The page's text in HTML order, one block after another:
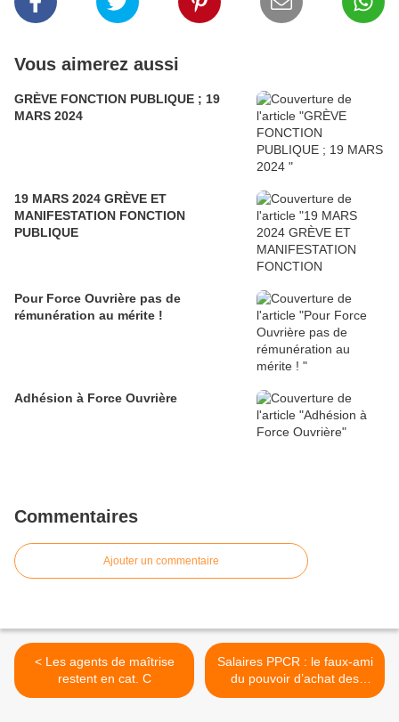
Vous aimerez aussi
GRÈVE FONCTION PUBLIQUE ; 19
MARS 2024
19 MARS 2024 GRÈVE ET
MANIFESTATION FONCTION
PUBLIQUE
Pour Force Ouvrière pas de
rémunération au mérite !
Adhésion à Force Ouvrière
Commentaires
Ajouter un commentaire
< Les agents de maîtrise
restent en cat. C
Salaires PPCR : le faux-ami
du pouvoir d’achat des
fonctionnaires >